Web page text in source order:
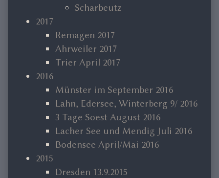
Scharbeutz
2017
Remagen 2017
Ahrweiler 2017
Trier April 2017
2016
Münster im September 2016
Lahn, Edersee, Winterberg 9/ 2016
3 Tage Soest August 2016
Lacher See und Mendig Juli 2016
Bodensee April/Mai 2016
2015
Dresden 13.9.2015